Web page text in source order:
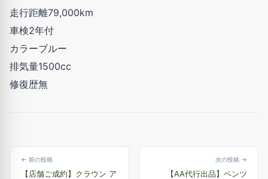
走行距離79,000km
車検2年付
カラーブルー
排気量1500cc
修復歴無
← 前の投稿
【店舗ご成約】クラウン ア
次の投稿 →
【AA代行出品】ベンツ